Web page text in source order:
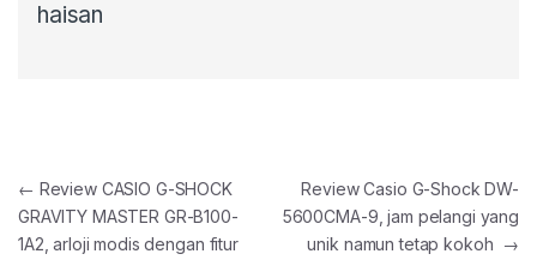
haisan
Post navigation
← Review CASIO G-SHOCK
GRAVITY MASTER GR-B100-
1A2, arloji modis dengan fitur
Review Casio G-Shock DW-
5600CMA-9, jam pelangi yang
unik namun tetap kokoh →